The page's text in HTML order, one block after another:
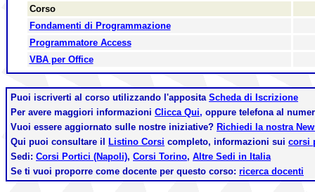
Corso
Fondamenti di Programmazione
Programmatore Access
VBA per Office
Puoi iscriverti al corso utilizzando l'apposita Scheda di Iscrizione
Per avere maggiori informazioni Clicca Qui, oppure telefona al
Vuoi essere aggiornato sulle nostre iniziative? Richiedi la nostra
Qui puoi consultare il
Listino Corsi completo, informazioni sui corsi
Sedi: Corsi Portici (Napoli), Corsi Torino, Altre Sedi in Italia
Se ti vuoi proporre come docente per questo corso: ricerca docenti